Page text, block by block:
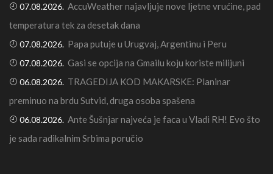
07.08.2026. AccuWeather najavljuje nove ljetne vrućine, pad
temperatura tek za desetak dana
07.08.2026. Papa putuje u Urugvaj, Argentinu i Peru
07.08.2026. Gasi se opcija na Gmailu koju koriste milijuni
06.08.2026. TRAGEDIJA KOD MAKARSKE: Planinar
preminuo na brdu Sutvid, druga osoba spašena
06.08.2026. Ante Šušnjar najveća je faca u Vladi RH! Evo što
je sada radikalnim Srbima poručio